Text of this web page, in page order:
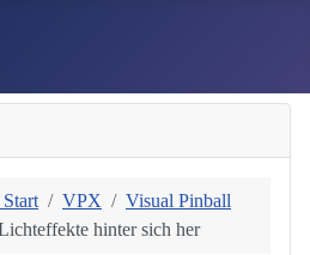
VPX
Visual Pinball
hinter sich her